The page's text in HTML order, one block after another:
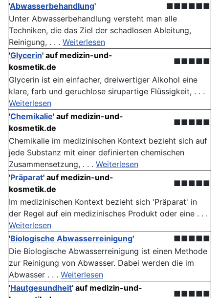
'Abwasserbehandlung'
■■■■■■
Unter Abwasserbehandlung versteht man alle
Techniken, die das Ziel der schadlosen Ableitung,
Reinigung, . . . Weiterlesen
'Glycerin' auf medizin-und-
kosmetik.de
■■■■■
Glycerin ist ein einfacher, dreiwertiger Alkohol eine
klare, farb und geruchlose sirupartige Flüssigkeit, . . .
Weiterlesen
'Chemikalie' auf medizin-und-
kosmetik.de
■■■■■
Chemikalie im medizinischen Kontext bezieht sich auf
jede Substanz mit einer definierten chemischen
Zusammensetzung, . . . Weiterlesen
'Präparat' auf medizin-und-
kosmetik.de
■■■■■
Im medizinischen Kontext bezieht sich 'Präparat' in
der Regel auf ein medizinisches Produkt oder eine . . .
Weiterlesen
'Biologische Abwasserreinigung'
■■■■■
Die Biologische Abwasserreinigung ist einen Methode
zur Reinigung von Abwasser. Dabei werden die im
Abwasser . . . Weiterlesen
'Hautgesundheit' auf medizin-und-
■■■■■